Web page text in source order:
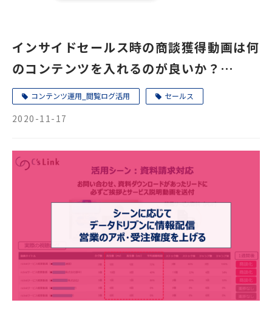
インサイドセールス時の商談獲得動画は何
のコンテンツを入れるのが良いか？
riclinkのデータで分析してみた
コンテンツ運用_閲覧ログ活用 セールス
2020-11-17